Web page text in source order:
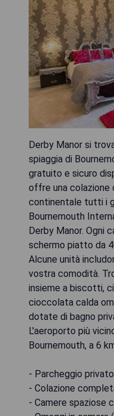
Derby Manor si
spiaggia di
gratuito e sicuro
offre una colazione
continentale tutti i
Bournemouth
Derby Manor. Ogni
schermo piatto da
Alcune unità
vostra comodità.
insieme a biscotti,
cioccolata calda
dotate di bagno
L'aeroporto più
Bournemouth, a 6
- Parcheggio
- Colazione
- Camere spaziose